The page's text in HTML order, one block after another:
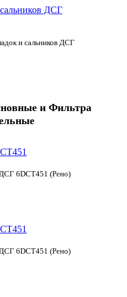
ДСГ
и сальников ДСГ
и Фильтра
6DCT451 (Рено)
6DCT451 (Рено)